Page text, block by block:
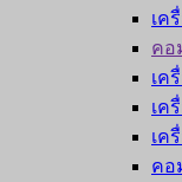
เค
คอ
เค
เค
เค
คอ